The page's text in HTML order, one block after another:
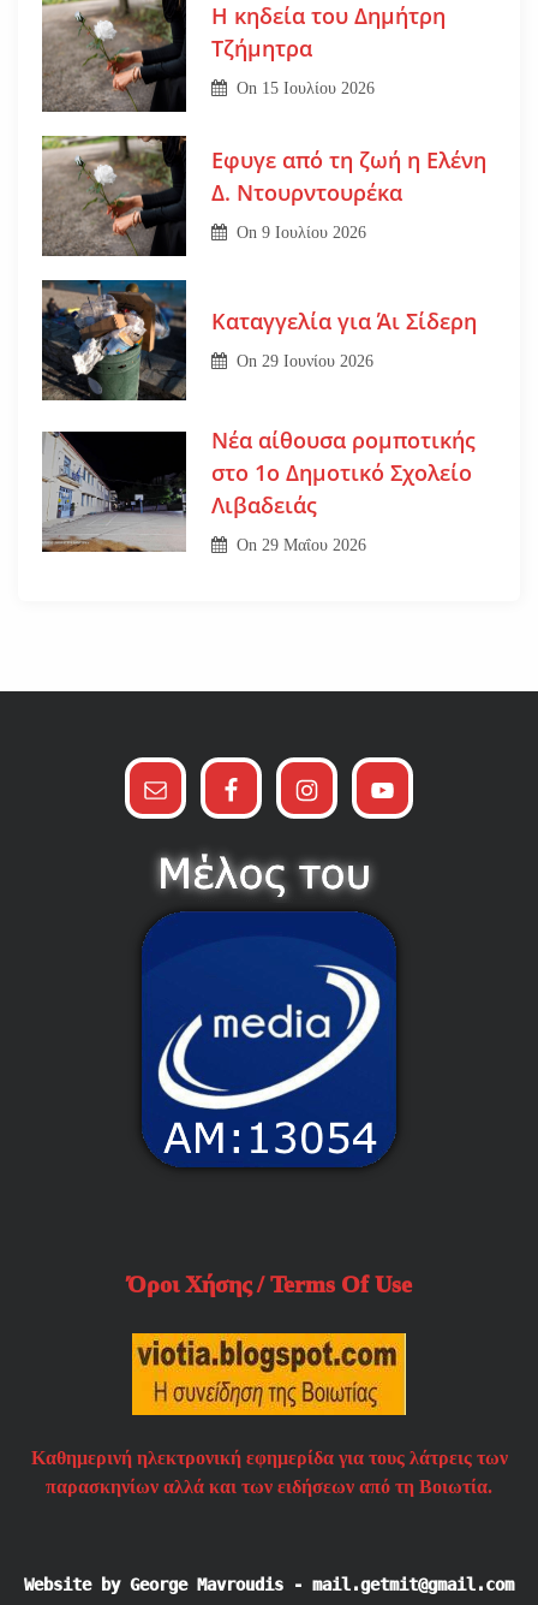
Η κηδεία του Δημήτρη
Τζήμητρα
On 15 Ιουλίου 2026
Εφυγε από τη ζωή η Ελένη
Δ. Ντουρντουρέκα
On9 Ιουλίου 2026
Καταγγελία για Άι Σίδερη
On 29 Ιουνίου 2026
Νέα αίθουσα ρομποτικής
στο 1ο Δημοτικό Σχολείο
Λιβαδειάς
On 29 Μαΐου 2026
Όροι Χήσης / Terms Of Use
Καθημερινή ηλεκτρονική εφημερίδα για τους λάτρεις των
παρασκηνίων αλλά και των ειδήσεων από τη Βοιωτία.
Website by George Mavroudis - mail.getmit@gmail.com